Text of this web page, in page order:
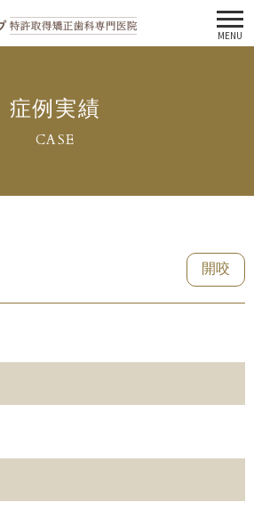
MENU
症例実績
CASE
開咬